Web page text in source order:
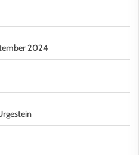
2024